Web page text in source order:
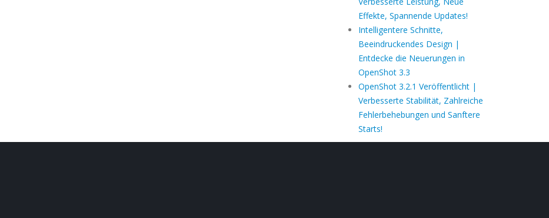
Effekte, Spannende Updates!
Intelligentere Schnitte,
Beeindruckendes Design |
Entdecke die Neuerungen in
OpenShot 3.3
OpenShot 3.2.1 Veröffentlicht |
Verbesserte Stabilität, Zahlreiche
Fehlerbehebungen und Sanftere
Starts!